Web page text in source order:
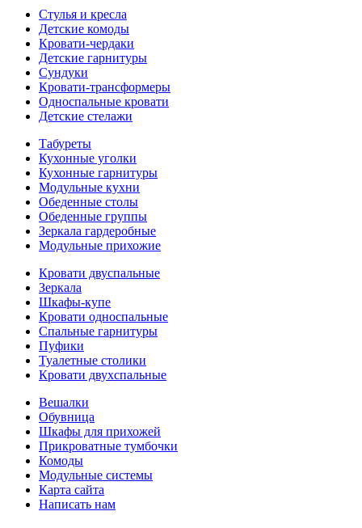
Стулья и кресла
Детские комоды
Кровати-чердаки
Детские гарнитуры
Сундуки
Кровати-трансформеры
Односпальные кровати
Детские стелажи
Табуреты
Кухонные уголки
Кухонные гарнитуры
Модульные кухни
Обеденные столы
Обеденные группы
Зеркала гардеробные
Модульные прихожие
Кровати двуспальные
Зеркала
Шкафы-купе
Кровати односпальные
Спальные гарнитуры
Пуфики
Туалетные столики
Кровати двухспальные
Вешалки
Обувница
Шкафы для прихожей
Прикроватные тумбочки
Комоды
Модульные системы
Карта сайта
Написать нам